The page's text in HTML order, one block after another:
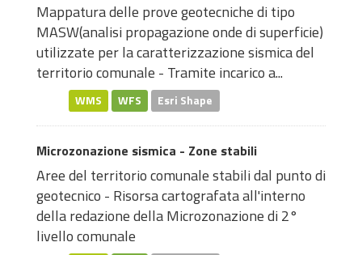
Mappatura delle prove geotecniche di tipo
MASW(analisi propagazione onde di superficie)
utilizzate per la caratterizzazione sismica del
territorio comunale - Tramite incarico a...
WMS WFS Esri Shape
Microzonazione sismica - Zone stabili
Aree del territorio comunale stabili dal punto di
geotecnico - Risorsa cartografata all'interno
della redazione della Microzonazione di 2°
livello comunale